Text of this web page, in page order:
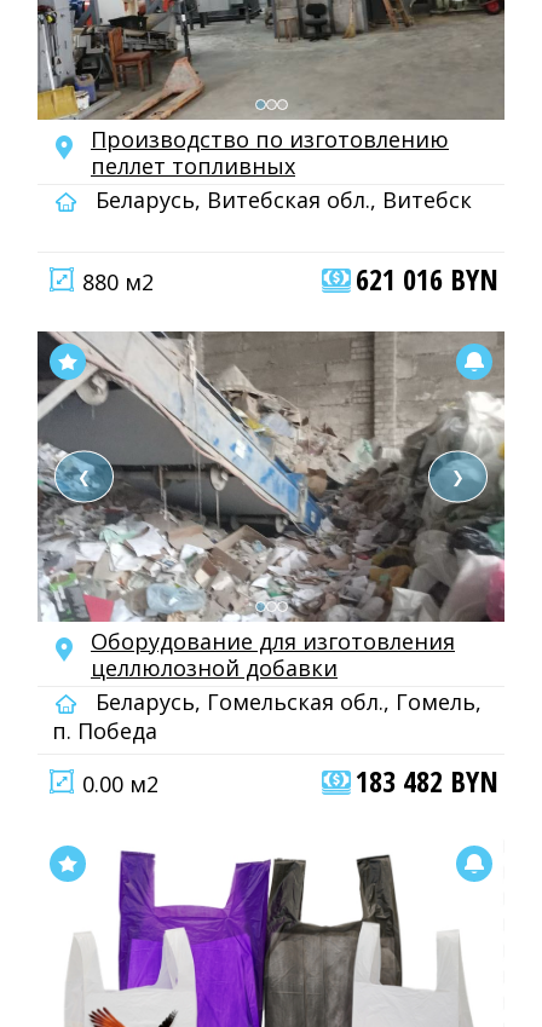
Производство по изготовлению
пеллет топливных
Беларусь, Витебская обл., Витебск
880 м2 621 016 BYN
❮ ❯
Оборудование для изготовления
целлюлозной добавки
Беларусь, Гомельская обл., Гомель,
п. Победа
0.00 м2
183 482 BYN